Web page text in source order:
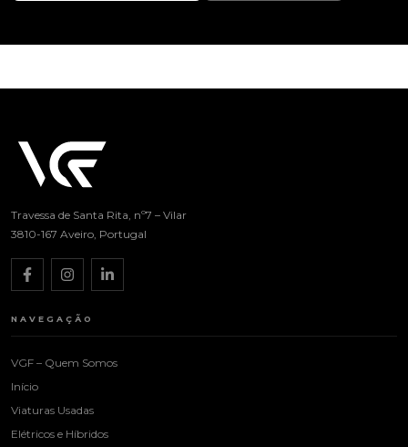
Travessa de Santa Rita, nº7 – Vilar
3810-167 Aveiro, Portugal
NAVEGAÇÃO
VGF – Quem Somos
Início
Viaturas Usadas
Elétricos e Híbridos